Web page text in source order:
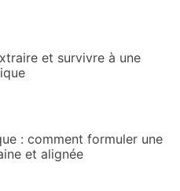
et survivre à une
: comment formuler une
et alignée